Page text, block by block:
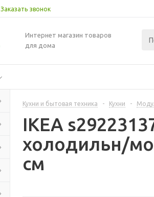
Заказать звонок
Интернет магазин товаров
для дома
Кухни и бытовая техника - Кухни -
IKEA
холодильн/
см